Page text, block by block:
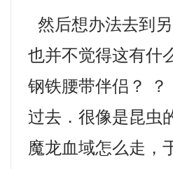
然后想办法去到
也并不觉得这有什
钢铁腰带伴侣？
过去．很像是昆虫
魔龙血域怎么走，